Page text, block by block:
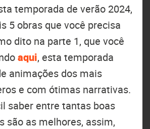
temporada de verão 2024,
5 obras que você precisa
dito na parte 1, que você
aqui, esta temporada
animações dos mais
e com ótimas narrativas.
saber entre tantas boas
são as melhores, assim,